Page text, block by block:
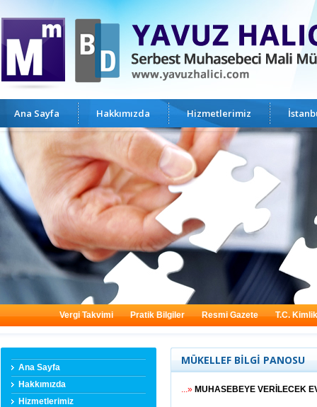
Ana Sayfa Hakkımızda Hizmetlerimiz
Vergi Takvimi Pratik Bilgiler Resmi Gazete T.C.
Ana Sayfa
Hakkımızda
Hizmetlerimiz
MÜKELLEF BİLGİ PANOSU
...» MUHASEBEYE VERİLECEK